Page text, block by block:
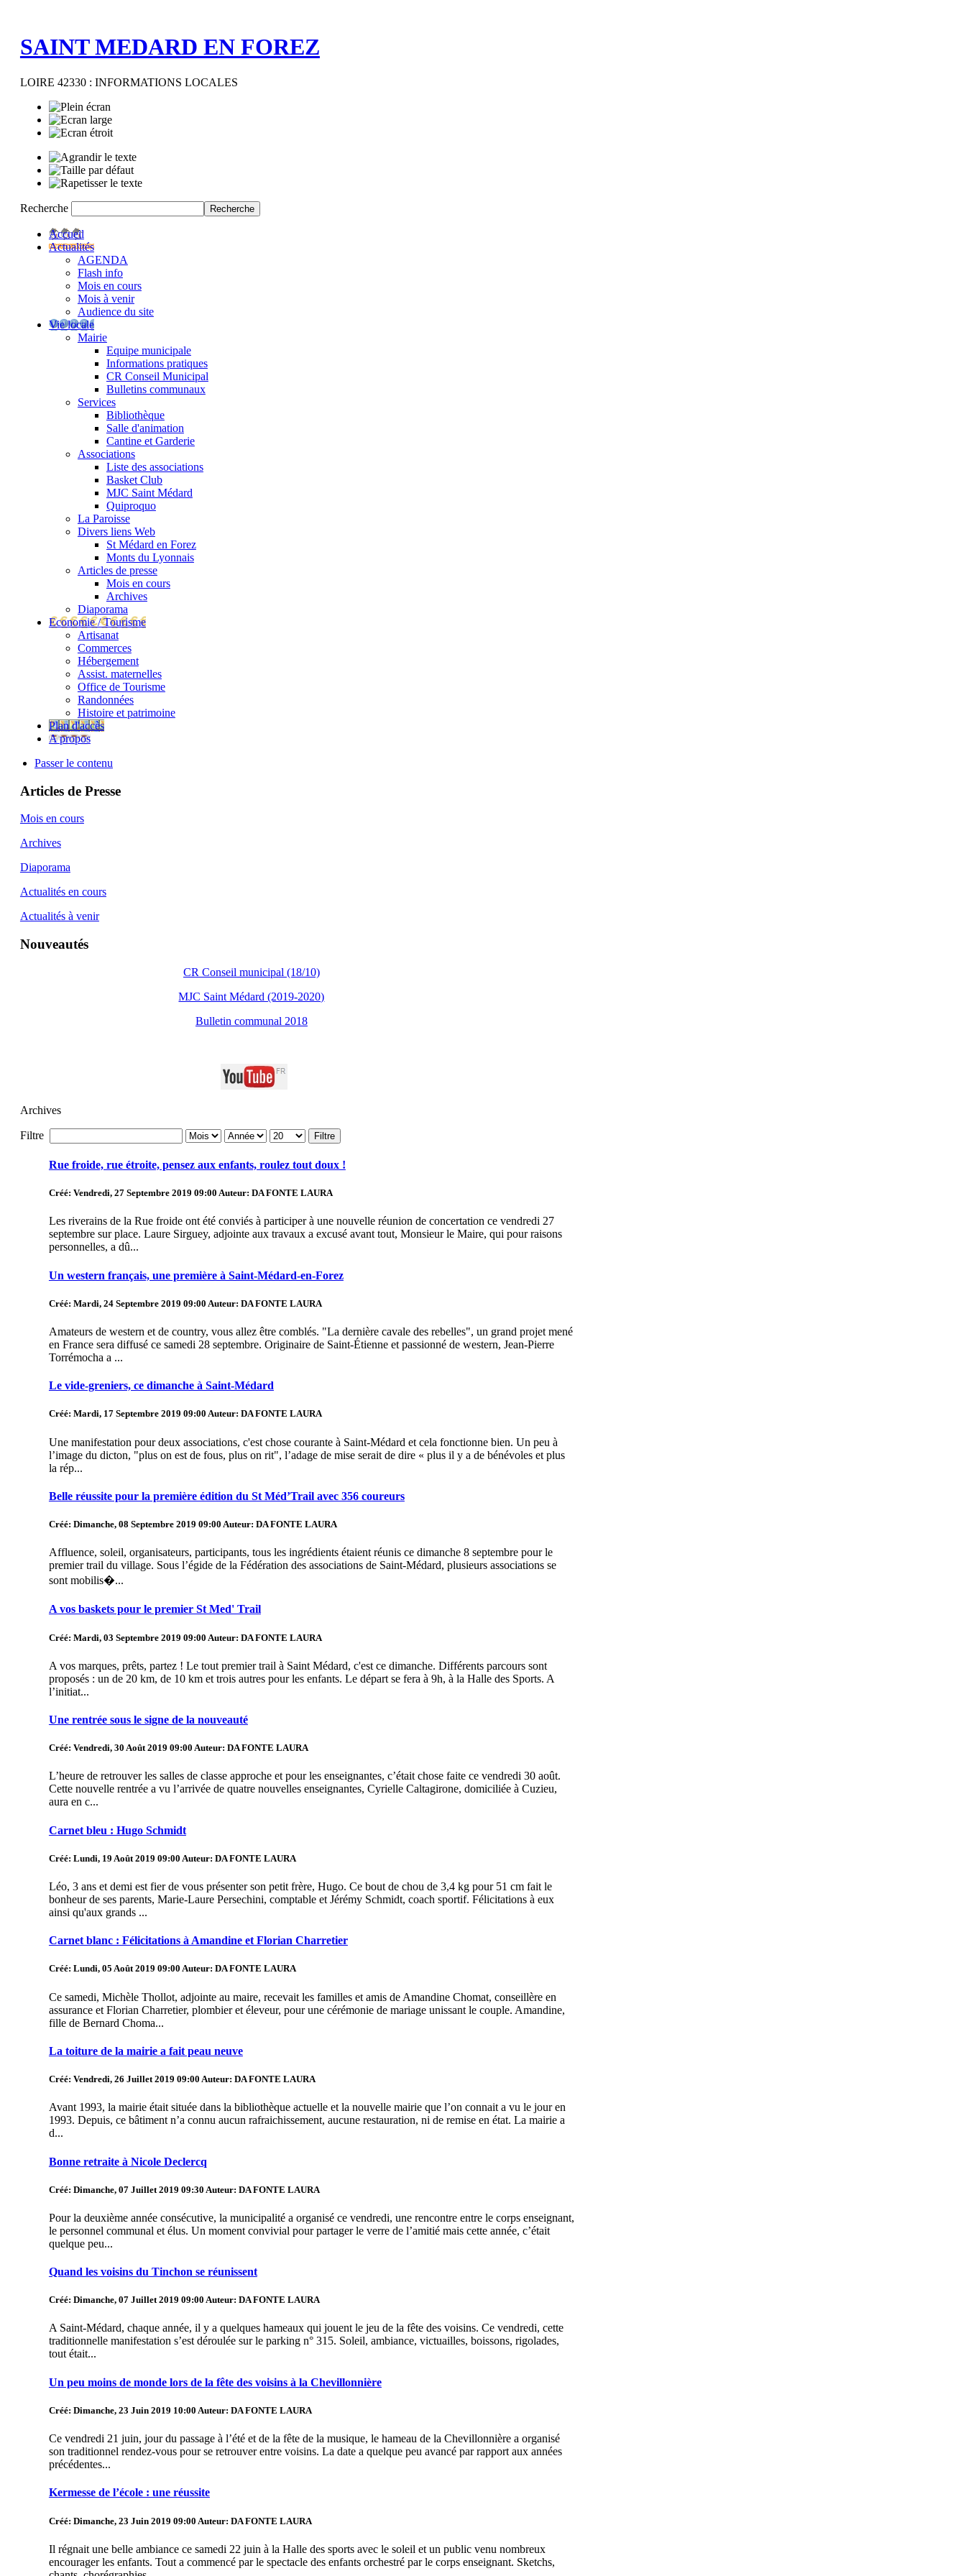
SAINT MEDARD EN FOREZ
LOIRE 42330 : INFORMATIONS LOCALES
Recherche
Accueil
Actualités
AGENDA
Flash info
Mois en cours
Mois à venir
Audience du site
Vie locale
Mairie
Equipe municipale
Informations pratiques
CR Conseil Municipal
Bulletins communaux
Services
Bibliothèque
Salle d'animation
Cantine et Garderie
Associations
Liste des associations
Basket Club
MJC Saint Médard
Quiproquo
La Paroisse
Divers liens Web
St Médard en Forez
Monts du Lyonnais
Articles de presse
Mois en cours
Archives
Diaporama
Economie / Tourisme
Artisanat
Commerces
Hébergement
Assist. maternelles
Office de Tourisme
Randonnées
Histoire et patrimoine
Plan d'accès
A propos
Passer le contenu
Articles de Presse
Mois en cours
Archives
Diaporama
Actualités en cours
Actualités à venir
Nouveautés
CR Conseil municipal (18/10)
MJC Saint Médard (2019-2020)
Bulletin communal 2018
Archives
Filtre Filtre
Rue froide, rue étroite, pensez aux enfants, roulez tout doux !
Créé: Vendredi, 27 Septembre 2019 09:00 Auteur: DA FONTE LAURA
Les riverains de la Rue froide ont été conviés à participer à une nouvelle réunion de concertation ce vendredi 27
septembre sur place. Laure Sirguey, adjointe aux travaux a excusé avant tout, Monsieur le Maire, qui pour raisons
personnelles, a dû...
Un western français, une première à Saint-Médard-en-Forez
Créé: Mardi, 24 Septembre 2019 09:00 Auteur: DA FONTE LAURA
Amateurs de western et de country, vous allez être comblés. "La dernière cavale des rebelles", un grand projet mené
en France sera diffusé ce samedi 28 septembre. Originaire de Saint-Étienne et passionné de western, Jean-Pierre
Torrémocha a ...
Le vide-greniers, ce dimanche à Saint-Médard
Créé: Mardi, 17 Septembre 2019 09:00 Auteur: DA FONTE LAURA
Une manifestation pour deux associations, c'est chose courante à Saint-Médard et cela fonctionne bien. Un peu à
l’image du dicton, "plus on est de fous, plus on rit", l’adage de mise serait de dire « plus il y a de bénévoles et plus
la rép...
Belle réussite pour la première édition du St Méd’Trail avec 356 coureurs
Créé: Dimanche, 08 Septembre 2019 09:00 Auteur: DA FONTE LAURA
Affluence, soleil, organisateurs, participants, tous les ingrédients étaient réunis ce dimanche 8 septembre pour le
premier trail du village. Sous l’égide de la Fédération des associations de Saint-Médard, plusieurs associations se
sont mobilis�...
A vos baskets pour le premier St Med' Trail
Créé: Mardi, 03 Septembre 2019 09:00 Auteur: DA FONTE LAURA
A vos marques, prêts, partez ! Le tout premier trail à Saint Médard, c'est ce dimanche. Différents parcours sont
proposés : un de 20 km, de 10 km et trois autres pour les enfants. Le départ se fera à 9h, à la Halle des Sports. A
l’initiat...
Une rentrée sous le signe de la nouveauté
Créé: Vendredi, 30 Août 2019 09:00 Auteur: DA FONTE LAURA
L’heure de retrouver les salles de classe approche et pour les enseignantes, c’était chose faite ce vendredi 30 août.
Cette nouvelle rentrée a vu l’arrivée de quatre nouvelles enseignantes, Cyrielle Caltagirone, domiciliée à Cuzieu,
aura en c...
Carnet bleu : Hugo Schmidt
Créé: Lundi, 19 Août 2019 09:00 Auteur: DA FONTE LAURA
Léo, 3 ans et demi est fier de vous présenter son petit frère, Hugo. Ce bout de chou de 3,4 kg pour 51 cm fait le
bonheur de ses parents, Marie-Laure Persechini, comptable et Jérémy Schmidt, coach sportif. Félicitations à eux
ainsi qu'aux grands ...
Carnet blanc : Félicitations à Amandine et Florian Charretier
Créé: Lundi, 05 Août 2019 09:00 Auteur: DA FONTE LAURA
Ce samedi, Michèle Thollot, adjointe au maire, recevait les familles et amis de Amandine Chomat, conseillère en
assurance et Florian Charretier, plombier et éleveur, pour une cérémonie de mariage unissant le couple. Amandine,
fille de Bernard Choma...
La toiture de la mairie a fait peau neuve
Créé: Vendredi, 26 Juillet 2019 09:00 Auteur: DA FONTE LAURA
Avant 1993, la mairie était située dans la bibliothèque actuelle et la nouvelle mairie que l’on connait a vu le jour en
1993. Depuis, ce bâtiment n’a connu aucun rafraichissement, aucune restauration, ni de remise en état. La mairie a
d...
Bonne retraite à Nicole Declercq
Créé: Dimanche, 07 Juillet 2019 09:30 Auteur: DA FONTE LAURA
Pour la deuxième année consécutive, la municipalité a organisé ce vendredi, une rencontre entre le corps enseignant,
le personnel communal et élus. Un moment convivial pour partager le verre de l’amitié mais cette année, c’était
quelque peu...
Quand les voisins du Tinchon se réunissent
Créé: Dimanche, 07 Juillet 2019 09:00 Auteur: DA FONTE LAURA
A Saint-Médard, chaque année, il y a quelques hameaux qui jouent le jeu de la fête des voisins. Ce vendredi, cette
traditionnelle manifestation s’est déroulée sur le parking n° 315. Soleil, ambiance, victuailles, boissons, rigolades,
tout était...
Un peu moins de monde lors de la fête des voisins à la Chevillonnière
Créé: Dimanche, 23 Juin 2019 10:00 Auteur: DA FONTE LAURA
Ce vendredi 21 juin, jour du passage à l’été et de la fête de la musique, le hameau de la Chevillonnière a organisé
son traditionnel rendez-vous pour se retrouver entre voisins. La date a quelque peu avancé par rapport aux années
précédentes...
Kermesse de l’école : une réussite
Créé: Dimanche, 23 Juin 2019 09:00 Auteur: DA FONTE LAURA
Il régnait une belle ambiance ce samedi 22 juin à la Halle des sports avec le soleil et un public venu nombreux
encourager les enfants. Tout a commencé par le spectacle des enfants orchestré par le corps enseignant. Sketchs,